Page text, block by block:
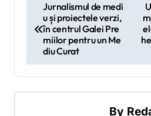
i
g
Jurnalismul de medi
u și proiectele verzi,
în centrul Galei Pre
miilor pentru un Me
diu Curat
By